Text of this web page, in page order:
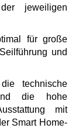
jeweiligen
für große
und
technische
die hohe
mit
Smart Home-